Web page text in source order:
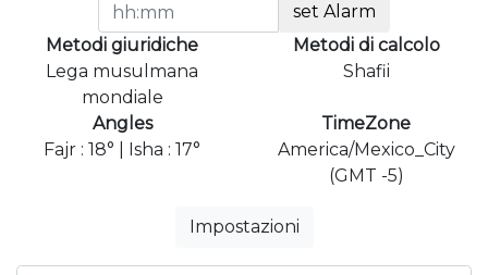
set Alarm
Metodi giuridiche
Lega musulmana
mondiale
Metodi di calcolo
Shafii
Angles
Fajr : 18° | Isha : 17°
TimeZone
America/Mexico_City
(GMT -5)
Impostazioni